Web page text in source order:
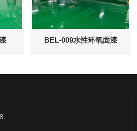
BEL-009水性环氧面漆